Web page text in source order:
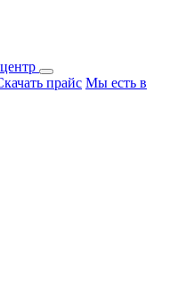
прайс Мы есть в